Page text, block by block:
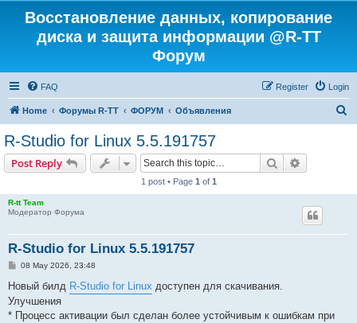
Восстановление данных, копирование
диска и защита информации @R-TT
Форум
FAQ Login
Register
Home Форумы R-TT ФОРУМ Объявления
R-Studio for Linux 5.5.191757
Post Reply Search
1 post • Page 1 of 1
R-tt Team
Модератор Форума
R-Studio for Linux 5.5.191757
P
s
08 May 2026, 23:48
Новый билд R-Studio for Linux доступен для скачивания.
Улучшения
* Процесс активации был сделан более устойчивым к ошибкам при